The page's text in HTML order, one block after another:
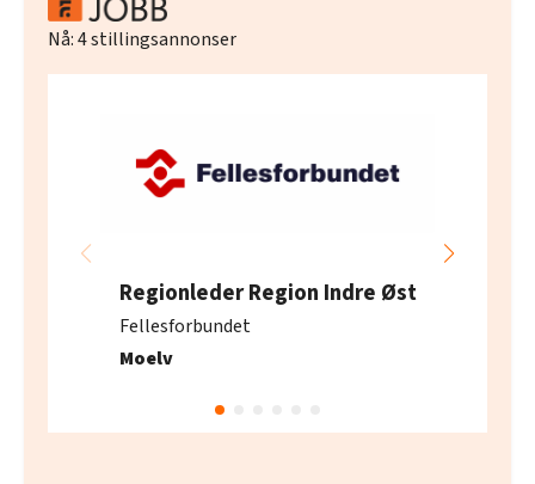
Nå:4stillingsannonser
Regionleder Region Indre Øst
Fellesforbundet
Moelv